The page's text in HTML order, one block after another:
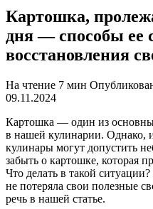
Картошка,
дня — способы ее
восстановления
На чтение 7 мин
09.11.2024
Картошка — один из
в нашей кулинарии. Однако,
кулинары могут допустить
забыть о картошке, которая
Что делать в такой
не потеряла свои полезные
речь в нашей статье.